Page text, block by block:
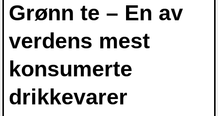
Grønn te – En av
verdens mest
konsumerte
drikkevarer